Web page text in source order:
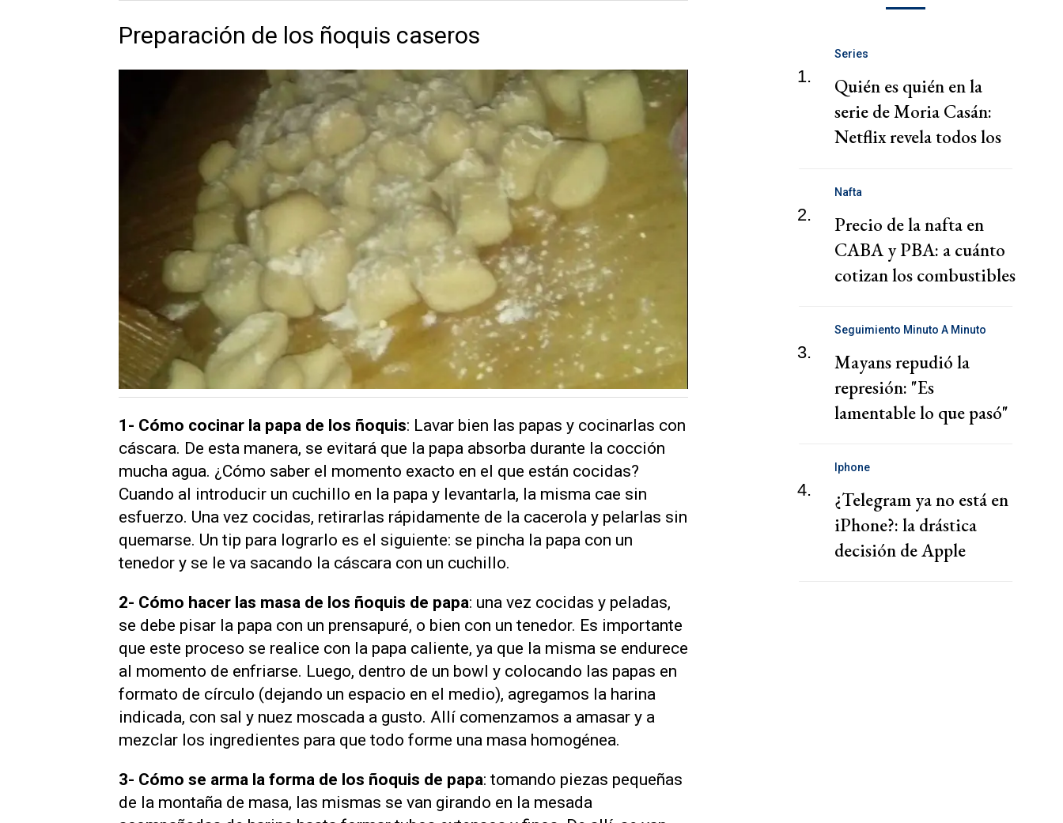
Preparación de los ñoquis caseros
1- Cómo cocinar la papa de los ñoquis: Lavar bien las papas y cocinarlas con
cáscara. De esta manera, se evitará que la papa absorba durante la cocción
mucha agua. ¿Cómo saber el momento exacto en el que están cocidas?
Cuando al introducir un cuchillo en la papa y levantarla, la misma cae sin
esfuerzo. Una vez cocidas, retirarlas rápidamente de la cacerola y pelarlas sin
quemarse. Un tip para lograrlo es el siguiente: se pincha la papa con un
tenedor y se le va sacando la cáscara con un cuchillo.
2- Cómo hacer las masa de los ñoquis de papa: una vez cocidas y peladas,
se debe pisar la papa con un prensapuré, o bien con un tenedor. Es importante
que este proceso se realice con la papa caliente, ya que la misma se endurece
al momento de enfriarse. Luego, dentro de un bowl y colocando las papas en
formato de círculo (dejando un espacio en el medio), agregamos la harina
indicada, con sal y nuez moscada a gusto. Allí comenzamos a amasar y a
mezclar los ingredientes para que todo forme una masa homogénea.
3- Cómo se arma la forma de los ñoquis de papa: tomando piezas pequeñas
de la montaña de masa, las mismas se van girando en la mesada
1.
Series
Quién es quién en la
serie de Moria Casán:
Netflix revela todos los
2.
Nafta
Precio de la nafta en
CABA y PBA: a cuánto
cotizan los combustibles
3.
Seguimiento Minuto A Minuto
Mayans repudió la
represión: "Es
lamentable lo que pasó"
4.
Iphone
¿Telegram ya no está en
iPhone?: la drástica
decisión de Apple